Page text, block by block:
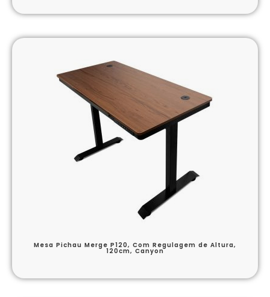
Mesa Pichau Merge P120, Com Regulagem de Altura,
120cm, Canyon